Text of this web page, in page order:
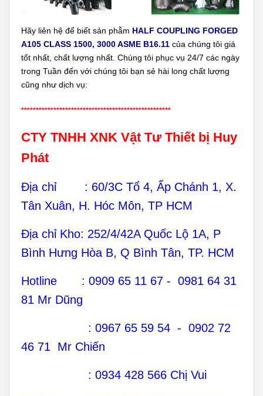
Hãy liên hệ để biết sản phẫm HALF COUPLING FORGED
A105 CLASS 1500, 3000 ASME B16.11 của chúng tôi giá
tốt nhất, chất lượng nhất. Chúng tôi phục vụ 24/7 các ngày
trong Tuần đến với chúng tôi bạn sẻ hài long chất lượng
cũng như dịch vụ:
***************************************************
CTY TNHH XNK Vật Tư Thiết bị Huy
Phát
Địa chỉ : 60/3C Tổ 4, Ấp Chánh 1, X.
Tân Xuân, H. Hóc Môn, TP HCM
Địa chỉ Kho: 252/4/42A Quốc Lộ 1A, P
Bình Hưng Hòa B, Q Bình Tân, TP. HCM
Hotline : 0909 65 11 67 - 0981 64 31
81 Mr Dũng
: 0967 65 59 54 - 0902 72
46 71 Mr Chiến
: 0934 428 566 Chị Vui